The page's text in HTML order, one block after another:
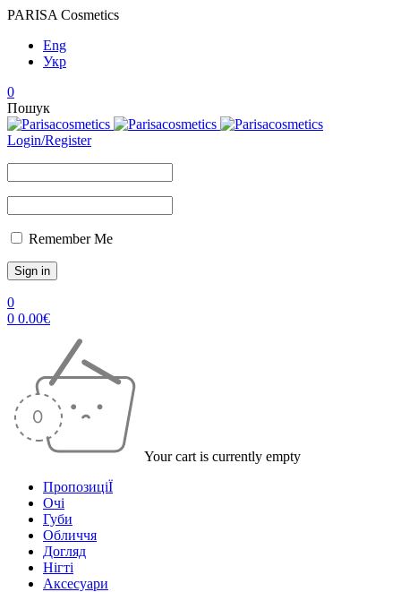
PARISA Cosmetics
Eng
Укр
0
Пошук
Login/Register
Remember Me
0
0 0.00€
Your cart is currently empty
ПропозиціЇ
Очі
Губи
Обличчя
Догляд
Нігті
Аксесуари